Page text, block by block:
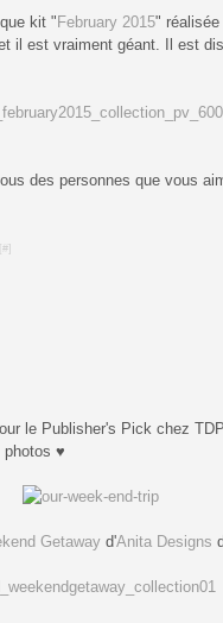
kit " February 2015"
il est vraiment géant. Il est
des personnes que vous
#
le Publisher's Pick chez
photos ♥
Getaway d'Anita Designs